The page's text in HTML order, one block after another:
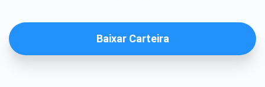
Baixar Carteira